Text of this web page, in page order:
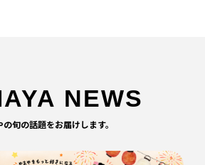
NEWS
の旬の話題をお届けします。